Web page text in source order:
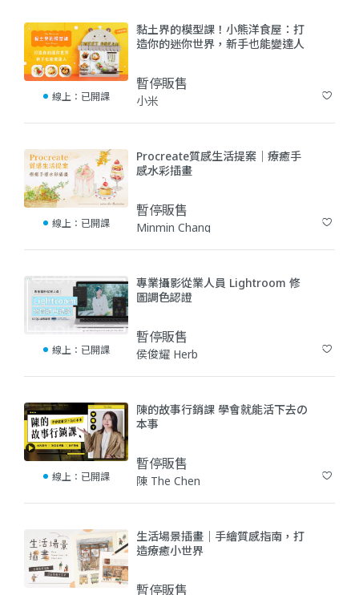
線上： 已開課
黏土界的模型課！小熊洋食屋：打
造你的迷你世界，新手也能變達人
暫停販售
小米
線上： 已開課
Procreate質感生活提案｜療癒手
感水彩插畫
暫停販售
Minmin Chang
線上： 已開課
專業攝影從業人員 Lightroom 修
圖調色認證
暫停販售
侯俊耀 Herb
線上： 已開課
陳的故事行銷課 學會就能活下去の
本事
暫停販售
陳 The Chen
生活場景插畫｜手繪質感指南，打
造療癒小世界
暫停販售